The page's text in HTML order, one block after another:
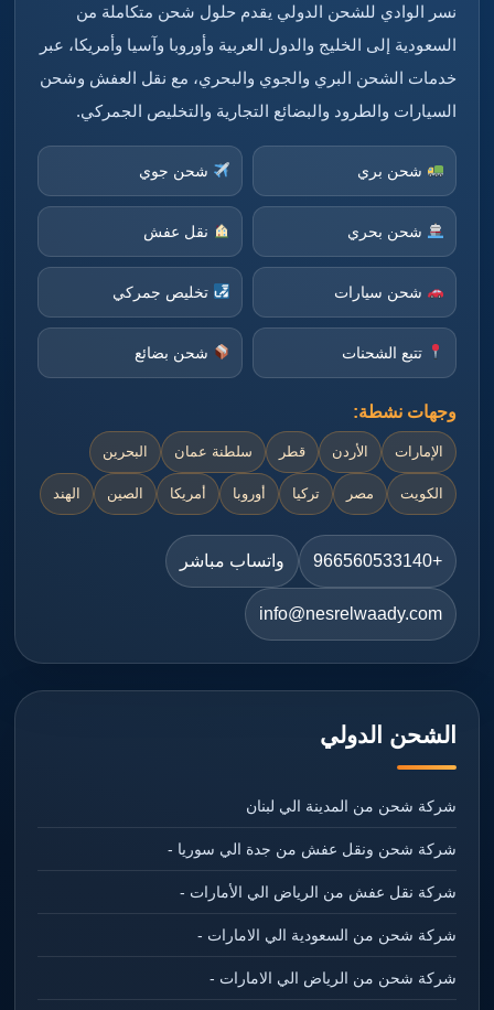
نسر الوادي للشحن الدولي يقدم حلول شحن متكاملة من
السعودية إلى الخليج والدول العربية وأوروبا وآسيا وأمريكا، عبر
خدمات الشحن البري والجوي والبحري، مع نقل العفش وشحن
السيارات والطرود والبضائع التجارية والتخليص الجمركي.
شحن بري شحن جوي
شحن بحري نقل عفش
شحن سيارات تخليص جمركي
تتبع الشحنات شحن بضائع
وجهات نشطة:
الإمارات الأردن قطر سلطنة عمان البحرين
الكويت مصر تركيا أوروبا أمريكا الصين الهند
+966560533140 واتساب مباشر
info@nesrelwaady.com
الشحن الدولي
شركة شحن من المدينة الي لبنان
شركة شحن ونقل عفش من جدة الي سوريا -
شركة نقل عفش من الرياض الي الأمارات -
شركة شحن من السعودية الي الامارات -
شركة شحن من الرياض الي الامارات -